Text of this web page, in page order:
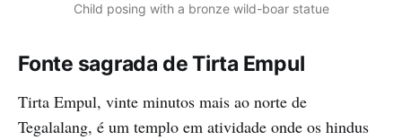
Child posing with a bronze wild-boar statue
Fonte sagrada de Tirta Empul
Tirta Empul, vinte minutos mais ao norte de
Tegalalang, é um templo em atividade onde os hindus